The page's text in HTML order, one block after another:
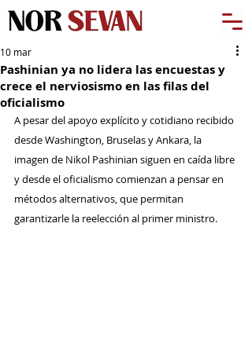
Pashinian ya no lidera las encuestas y
crece el nerviosismo en las filas del
oficialismo
10 mar
A pesar del apoyo explícito y cotidiano recibido
desde Washington, Bruselas y Ankara, la
imagen de Nikol Pashinian siguen en caída libre
y desde el oficialismo comienzan a pensar en
métodos alternativos, que permitan
garantizarle la reelección al primer ministro.